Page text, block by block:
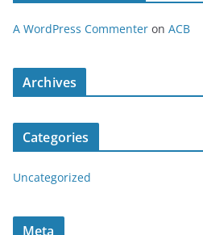
A WordPress Commenter on ACB
Archives
Categories
Uncategorized
Meta